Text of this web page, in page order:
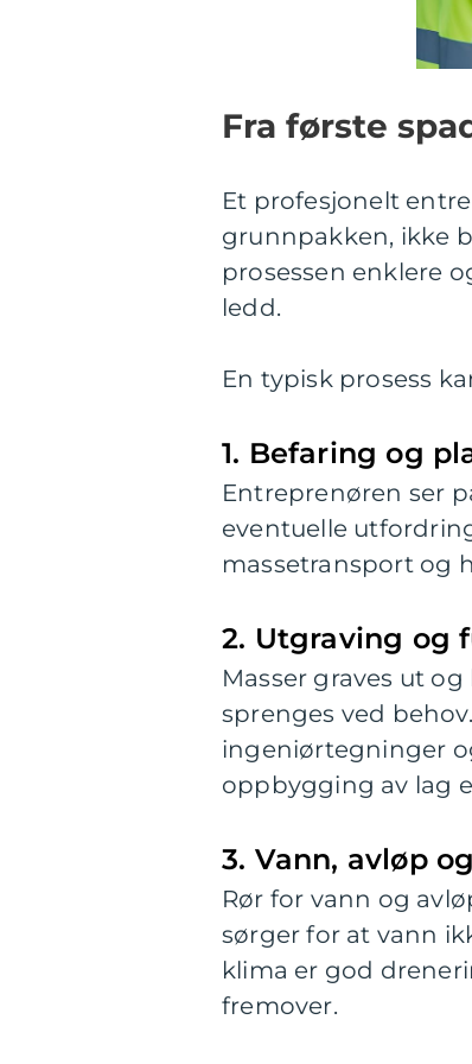
Fra første
Et profesjonelt
grunnpakken, ikke
prosessen enklere
ledd.
En typisk prosess
1. Befaring og
Entreprenøren ser
eventuelle
massetransport og
2. Utgraving og
Masser graves ut
sprenges ved
ingeniørtegninger
oppbygging av lag
3. Vann, avløp
Rør for vann og
sørger for at vann
klima er god
fremover.